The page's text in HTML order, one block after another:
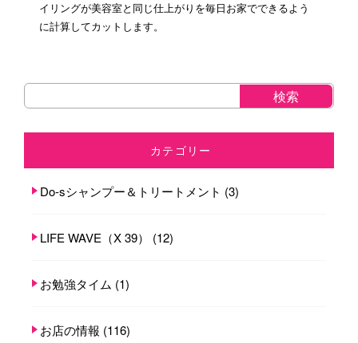
イリングが美容室と同じ仕上がりを毎日お家でできるよう
に計算してカットします。
カテゴリー
Do-sシャンプー＆トリートメント (3)
LIFE WAVE（X 39） (12)
お勉強タイム (1)
お店の情報 (116)